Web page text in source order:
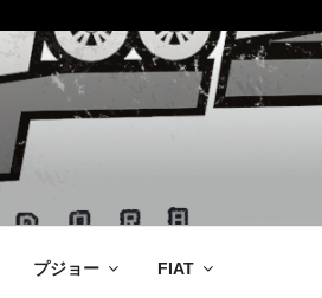
プジョー FIAT